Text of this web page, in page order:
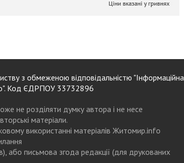
з обмеженою відповідальністю "Інформаційна
Код ЄДРПОУ 33732896
не розділяти думку автора і не несе
матеріали.
використанні матеріалів Житомир.info
або письмова згода редакції (для друкованих